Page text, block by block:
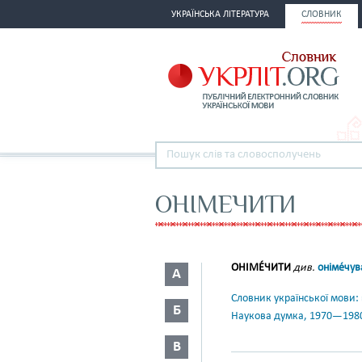
УКРАЇНСЬКА ЛІТЕРАТУРА СЛОВНИК
ОНІМЕЧИТИ
А
Б
В
ОНІМЕ́ЧИТИ див.
Словник української
Наукова думка,